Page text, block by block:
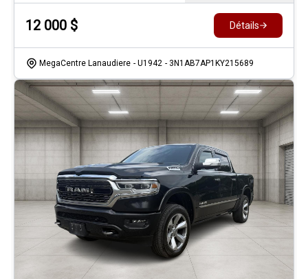
12 000 $ Détails
MegaCentre Lanaudiere - U1942 - 3N1AB7AP1KY215689